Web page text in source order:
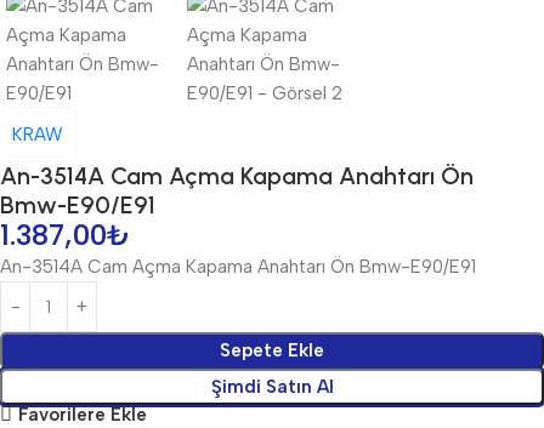
KRAW
An-3514A Cam Açma Kapama Anahtarı Ön
Bmw-E90/E91
1.387,00₺
An-3514A Cam Açma Kapama Anahtarı Ön Bmw-E90/E91
Sepete Ekle
Şimdi Satın Al
Favorilere Ekle